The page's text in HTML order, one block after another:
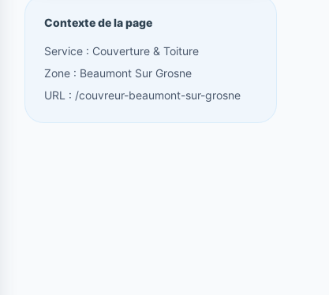
Contexte de la page
Service : Couverture & Toiture
Zone : Beaumont Sur Grosne
URL : /couvreur-beaumont-sur-grosne